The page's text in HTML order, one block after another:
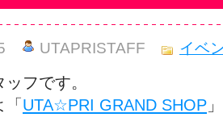
UTAPRISTAFF イベ
フです。
UTA☆PRI GRAND SHOP